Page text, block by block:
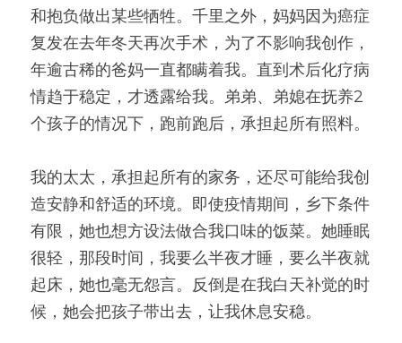
和抱负做出某些牺牲。千里之外，妈妈因为癌症
复发在去年冬天再次手术，为了不影响我创作，
年逾古稀的爸妈一直都瞒着我。直到术后化疗病
情趋于稳定，才透露给我。弟弟、弟媳在抚养2
个孩子的情况下，跑前跑后，承担起所有照料。
我的太太，承担起所有的家务，还尽可能给我创
造安静和舒适的环境。即使疫情期间，乡下条件
有限，她也想方设法做合我口味的饭菜。她睡眠
很轻，那段时间，我要么半夜才睡，要么半夜就
起床，她也毫无怨言。反倒是在我白天补觉的时
候，她会把孩子带出去，让我休息安稳。